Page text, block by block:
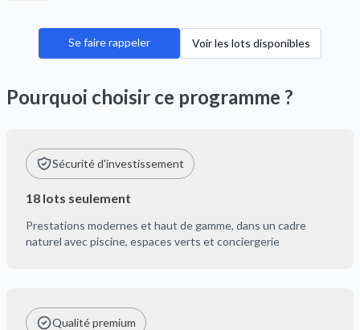
Se faire rappeler Voir les lots disponibles
Pourquoi choisir ce programme ?
Sécurité d'investissement
18 lots seulement
Prestations modernes et haut de gamme, dans un cadre
naturel avec piscine, espaces verts et conciergerie
Qualité premium